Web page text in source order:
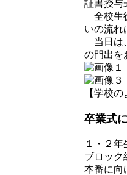
証書授与
全校生
いの流れ
当日は
の門出
【学校
卒業式
１・２
ブロック
本番に向